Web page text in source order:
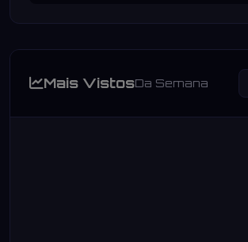
Mais VistosDa Semana